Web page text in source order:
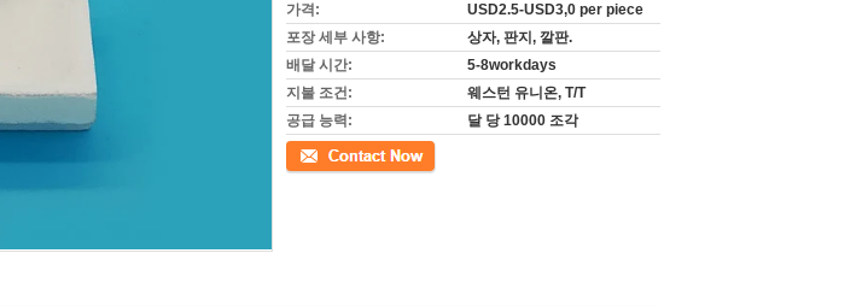
가격:
USD2.5-USD3,0 per piece
포장 세부 사항:
상자, 판지, 깔판.
배달 시간:
5-8workdays
지불 조건:
웨스턴 유니온, T/T
공급 능력:
달 당 10000 조각
접촉